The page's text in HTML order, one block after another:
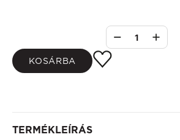
1
KOSÁRBA
TERMÉKLEÍRÁS